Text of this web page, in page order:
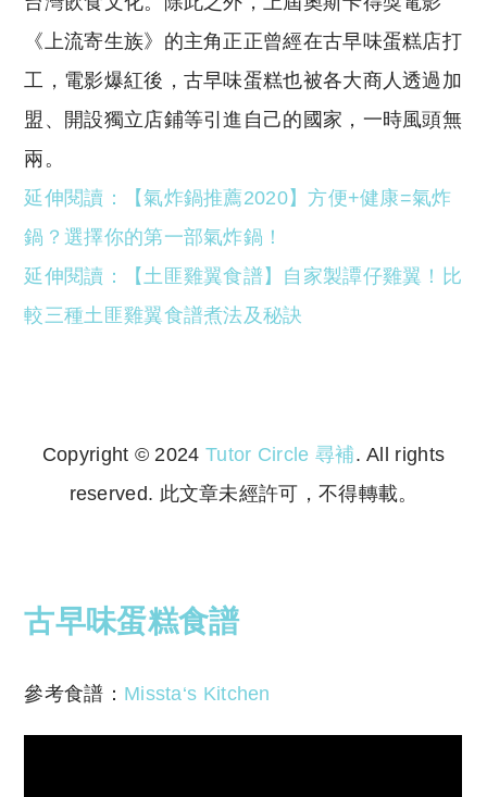
《上流寄生族》的主角正正曾經在古早味蛋糕店打
工，電影爆紅後，古早味蛋糕也被各大商人透過加
盟、開設獨立店鋪等引進自己的國家，一時風頭無
兩。
延伸閱讀 ：
【氣炸鍋推薦2020】方便+健康=氣炸
鍋？選擇你的第一部氣炸鍋！
延伸閱讀 ：
【土匪雞翼食譜】自家製譚仔雞翼！比
較三種土匪雞翼食譜煮法及秘訣
Copyright © 2024 Tutor Circle 尋補. All rights
reserved. 此文章未經許可，不得轉載。
古早味蛋糕食譜
參考食譜： Missta‘s Kitchen